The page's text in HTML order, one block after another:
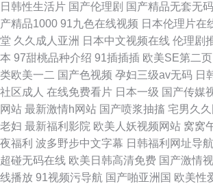
日韩性生活片 国产伦理剧 国产精品无套无码
产精品1000 91九色在线视频 日本伦理片在
堂 久久成人亚洲 日本中文视频在线 伦理剧
本 97甜桃品种介绍 91插插插 欧美SE第二页
类欧美一二 国产色视频 孕妇三级av无码 日
社区成人 在线免费看片 日本一级 国产传媒
网站 最新激情h网站 国产喷浆抽搐 宅男久
老妇 最新福利影院 欧美人妖视频网站 窝窝
夜福利 波多野步中文字幕 日韩福利网址导航
超碰无码在线 欧美日韩高清免费 国产激情
线播放 91视频污导航 国产啪亚洲国 欧美性